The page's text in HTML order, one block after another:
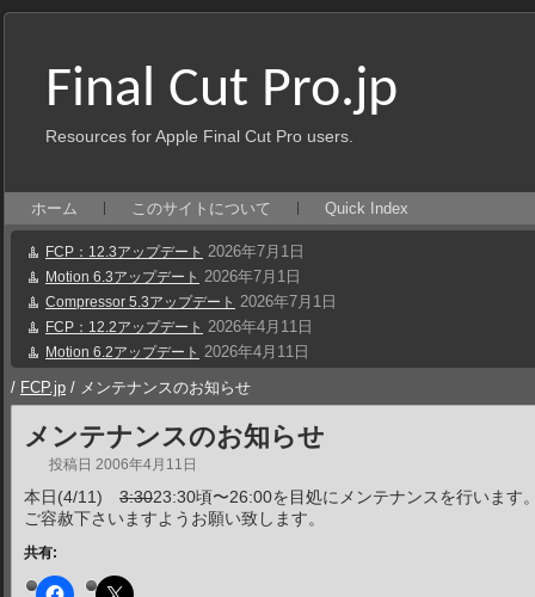
Final Cut Pro.jp
Resources for Apple Final Cut Pro users.
ホーム このサイトについて Quick Index
FCP：12.3アップデート 2026年7月1日
Motion 6.3アップデート 2026年7月1日
Compressor 5.3アップデート 2026年7月1日
FCP：12.2アップデート 2026年4月11日
Motion 6.2アップデート 2026年4月11日
/ FCP.jp / メンテナンスのお知らせ
メンテナンスのお知らせ
投稿日 2006年4月11日
本日(4/11) 3:3023:30頃〜26:00を目処にメンテナンスを行います
ご容赦下さいますようお願い致します。
共有: